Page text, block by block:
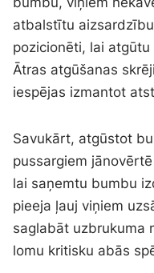
atbalstītu
pozicionēti, lai
Ātras atgūšanas
iespējas izmantot
Savukārt, atgūstot
pussargiem
lai saņemtu bumbu
pieeja ļauj viņiem
saglabāt uzbrukuma
lomu kritisku abās